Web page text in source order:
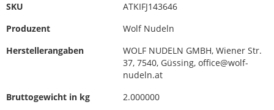
SKU
ATKIFJ143646
Produzent
Wolf Nudeln
Herstellerangaben
WOLF NUDELN GMBH, Wiener Str.
37, 7540, Güssing, office@wolf-
nudeln.at
Bruttogewicht in kg
2.000000